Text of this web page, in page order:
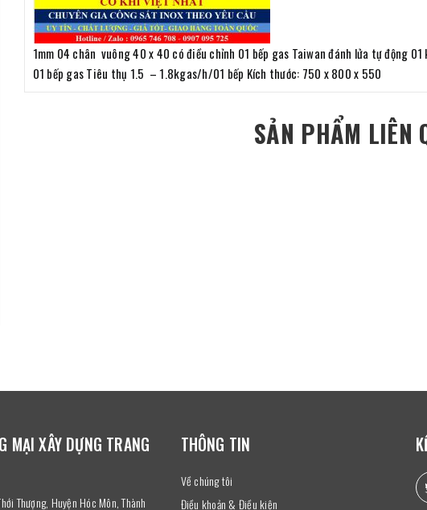
1mm 04 chân vuông 40 x 40 có điều chỉnh 01 bếp gas Taiwan đánh lửa tự động
01 bếp gas Tiêu thụ 1.5 – 1.8kgas/h/01 bếp Kích thước: 750 x 800 x 550
SẢN PHẨM LIÊN
MẠI XÂY DỰNG TRANG
Thượng, Huyện Hóc Môn, Thành
THÔNG TIN
Về chúng tôi
Điều khoản & Điều kiện